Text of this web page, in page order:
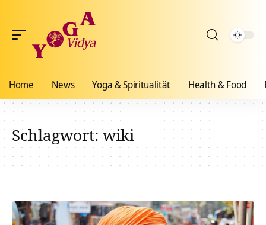
Home News Yoga & Spiritualität Health & Food
Schlagwort:wiki